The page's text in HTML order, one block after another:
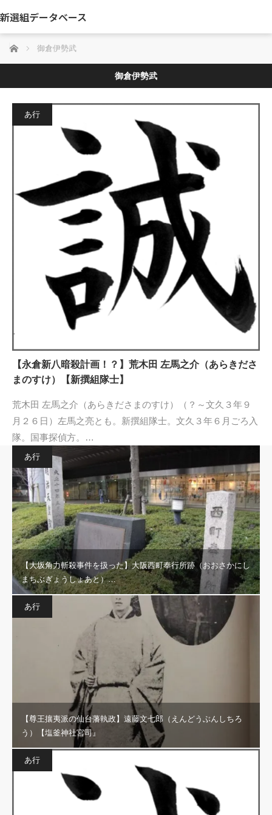
新選組データベース
ホーム 御倉伊勢武
御倉伊勢武
あ行
【永倉新八暗殺計画！？】荒木田 左馬之介（あらきださ
まのすけ）【新撰組隊士】
荒木田 左馬之介（あらきださまのすけ）（？～文久３年９
月２６日）左馬之亮とも。新撰組隊士。文久３年６月ごろ入
隊。国事探偵方。…
あ行
【大坂角力斬殺事件を扱った】大阪西町奉行所跡（おおさかにし
まちぶぎょうしょあと）…
あ行
【尊王攘夷派の仙台藩執政】遠藤文七郎（えんどうぶんしちろ
う）【塩釜神社宮司』
あ行